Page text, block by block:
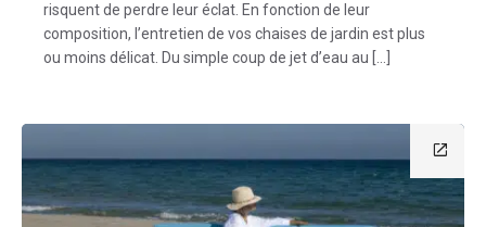
risquent de perdre leur éclat. En fonction de leur
composition, l’entretien de vos chaises de jardin est plus
ou moins délicat. Du simple coup de jet d’eau au […]